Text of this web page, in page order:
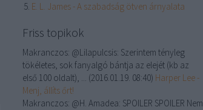
E. L. James - A szabadság ötven árnyalata
Friss topikok
Makranczos: @Lilapulcsis: Szerintem tényleg
tökéletes, sok fanyalgó bántja az elejét (kb az
első 100 oldalt), ... (2016.01.19. 08:40) Harper Lee -
Menj, állíts őrt!
Makranczos: @H. Amadea: SPOILER SPOILER Nem